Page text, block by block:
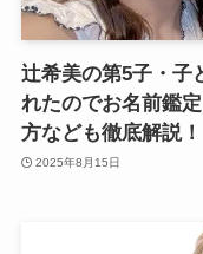
辻希美の第5子・子
れたのでお名前鑑
方なども徹底解説！
2025年8月15日